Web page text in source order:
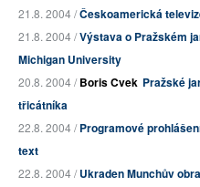
21.8. 2004 /Českoamerická
21.8. 2004 /Výstava o Pražském
Michigan University
20.8. 2004 /Boris Cvek Pražské
třicátníka
22.8. 2004 /Programové
text
22.8. 2004 /Ukraden Munchův